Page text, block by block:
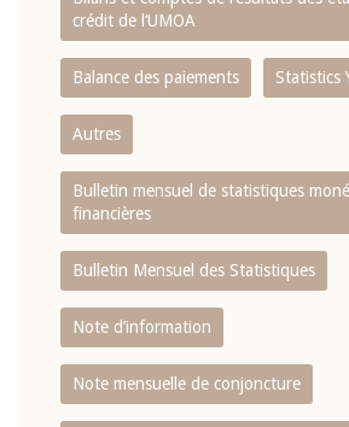
crédit de l‘UMOA
Balance des paiements Statistics
Autres
Bulletin mensuel de statistiques
financières
Bulletin Mensuel des Statistiques
Note d’information
Note mensuelle de conjoncture